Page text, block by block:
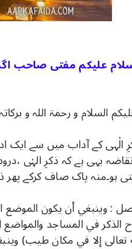
علیکم مفتی صاحب
السلام و رحمۃ اللہ و
الٰہی کے آداب میں سے ایک
یہی ہے کہ ذکرِ الہٰی
ہو۔منہ پاک صاف کرکے پھر
: وينبغي أن يكون الموضع
الذكر في المساجد والمواضع
تعالى إلا في مكان طيب)